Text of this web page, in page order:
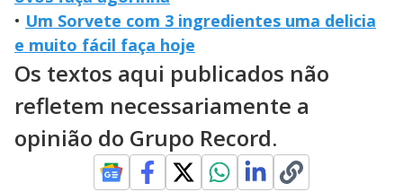
• Um Sorvete com 3 ingredientes uma delicia
e muito fácil faça hoje
Os textos aqui publicados não
refletem necessariamente a
opinião do Grupo Record.